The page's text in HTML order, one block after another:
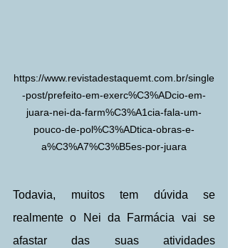
https://www.revistadestaquemt.com.br/single
-post/prefeito-em-exerc%C3%ADcio-em-
juara-nei-da-farm%C3%A1cia-fala-um-
pouco-de-pol%C3%ADtica-obras-e-
a%C3%A7%C3%B5es-por-juara
Todavia, muitos tem dúvida se
realmente o Nei da Farmácia vai se
afastar das suas atividades